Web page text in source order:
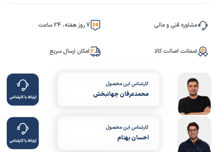
مشاوره فنی و مالی 7 روز هفته، 24 ساعت
ضمانت اصالت کالا امکان ارسال سریع
کارشناس این محصول
محمدعرفان جهانبخش ارتباط با کارشناس
کارشناس این محصول
احسان بهنام ارتباط با کارشناس